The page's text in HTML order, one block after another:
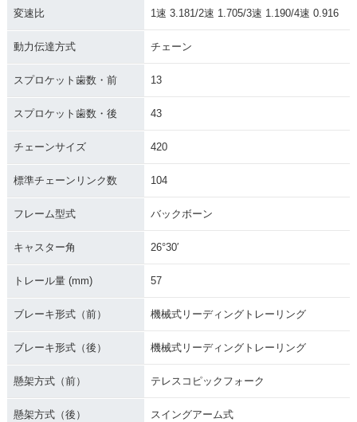
変速比 1速 3.181/2速 1.705/3速 1.190/4速 0.916
動力伝達方式 チェーン
スプロケット歯数・前 13
スプロケット歯数・後 43
チェーンサイズ 420
標準チェーンリンク数 104
フレーム型式 バックボーン
キャスター角 26°30′
トレール量 (mm) 57
ブレーキ形式（前） 機械式リーディングトレーリング
ブレーキ形式（後） 機械式リーディングトレーリング
懸架方式（前） テレスコピックフォーク
懸架方式（後） スイングアーム式